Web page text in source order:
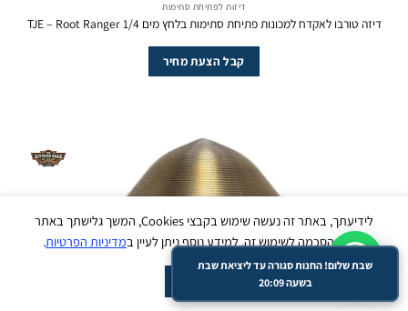
דיזות לפתיחת סתימות
דיזה טורבו לאקדח למכונות פתיחת סתימות בלחץ מים TJE – Root Ranger 1/4
קבל הצעת מחיר
לידיעתך, באתר זה נעשה שימוש בקבצי Cookies, המשך גלישתך באתר
מהווה הסכמה לשימוש זה, למידע נוסף ניתן לעיין במדיניות הפרטיות.
נשמח לסייע לך בכל שאלה - זמינים עכשיו
מעבר מהיר ל-WhatsApp
שבת שלום! החנות סגורה עד ליציאת שבת
בשעה 20:09